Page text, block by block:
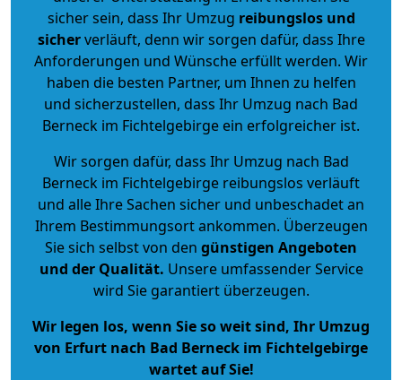
sicher sein, dass Ihr Umzug reibungslos und
sicherverläuft, denn wir sorgen dafür, dass Ihre
Anforderungen und Wünsche erfüllt werden. Wir
haben die besten Partner, um Ihnen zu helfen
und sicherzustellen, dass Ihr Umzug nach Bad
Berneck im Fichtelgebirge ein erfolgreicher ist.
Wir sorgen dafür, dass Ihr Umzug nach Bad
Berneck im Fichtelgebirge reibungslos verläuft
und alle Ihre Sachen sicher und unbeschadet an
Ihrem Bestimmungsort ankommen. Überzeugen
Sie sich selbst von den günstigen Angeboten
und der Qualität. Unsere umfassender Service
wird Sie garantiert überzeugen.
Wir legen los, wenn Sie so weit sind, Ihr Umzug
von Erfurt nach Bad Berneck im Fichtelgebirge
wartet auf Sie!